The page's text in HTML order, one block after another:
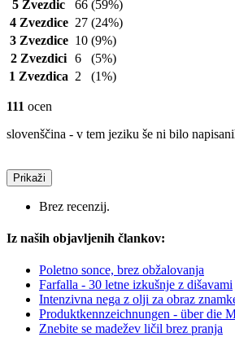
5 Zvezdic
66 (59%)
4 Zvezdice 27 (24%)
3 Zvezdice 10 (9%)
2 Zvezdici 6
(5%)
1 Zvezdica 2 (1%)
111 ocen
slovenščina - v tem jeziku še ni bilo
Prikaži
Brez recenzij.
Iz naših objavljenih člankov:
Poletno sonce, brez obžalovanja
Farfalla - 30 letne izkušnje z dišavami
Intenzivna nega z olji za obraz
Produktkennzeichnungen - über die
Znebite se madežev ličil brez pranja